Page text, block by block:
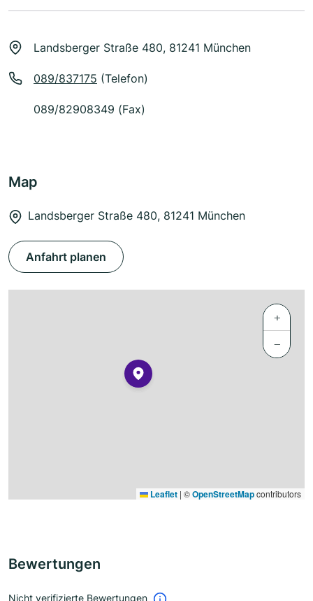
Landsberger Straße 480, 81241 München
089/837175 (Telefon)
089/82908349 (Fax)
Map
Landsberger Straße 480, 81241 München
Anfahrt planen
+
−
Leaflet | ©OpenStreetMapcontributors
Bewertungen
Nicht verifizierte Bewertungen